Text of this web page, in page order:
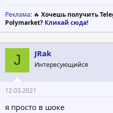
Реклама: 🔥 Хочешь получить
Polymarket? Кликай сюда!
J JRak
Интересующийся
12.03.2021
я просто в шоке